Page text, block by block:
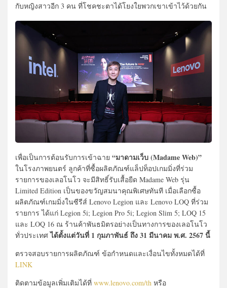
กับหญิงสาวอีก 3 คน ที่โชคชะตาได้โยงใยพวกเขาเข้าไว้ด้วยกัน
เพื่อเป็นการต้อนรับการเข้าฉาย “มาดามเว็บ (Madame Web)”
ในโรงภาพยนตร์ ลูกค้าที่ซื้อผลิตภัณฑ์แล็ปท็อปเกมมิ่งที่ร่วม
รายการของเลอโนโว จะมีสิทธิ์รับเสื้อยืด Madame Web รุ่น
Limited Edition เป็นของขวัญสมนาคุณพิเศษทันที เมื่อเลือกซื้อ
ผลิตภัณฑ์เกมมิ่งในซีรีส์ Lenovo Legion และ Lenovo LOQ ที่ร่วม
รายการ ได้แก่ Legion 5i; Legion Pro 5i; Legion Slim 5; LOQ 15
และ LOQ 16 ณ ร้านค้าพันธมิตรอย่างเป็นทางการของเลอโนโว
ทั่วประเทศได้ตั้งแต่วันที่ 1 กุมภาพันธ์ ถึง 31 มีนาคม พ.ศ. 2567 นี้
ตรวจสอบรายการผลิตภัณฑ์ ข้อกำหนดและเงื่อนไขทั้งหมดได้ที่
LINK
ติดตามข้อมูลเพิ่มเติมได้ที่ www.lenovo.com/th หรือ